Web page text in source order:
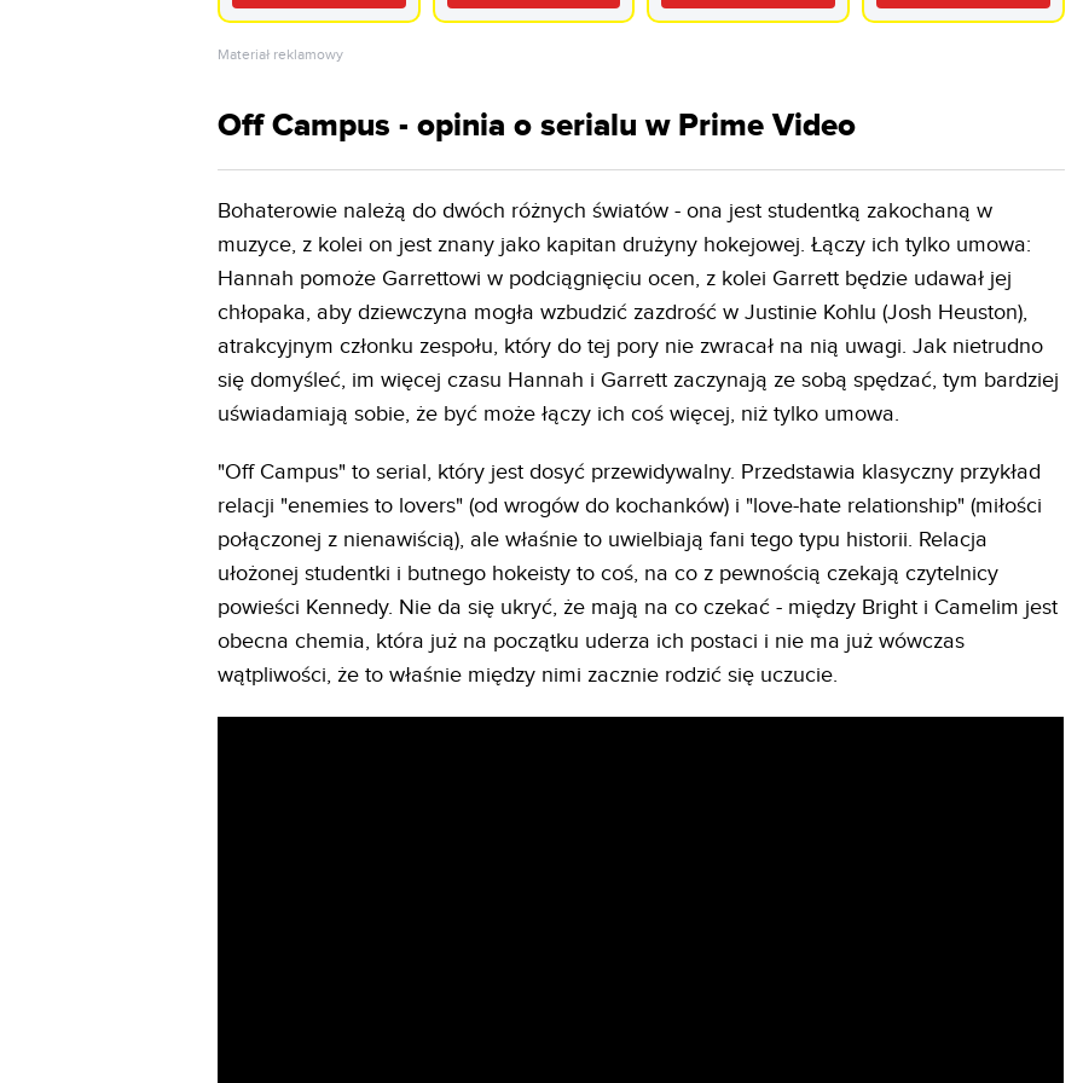
Dolby Atmos HDMI
HDMI 2.1
Materiał reklamowy
Off Campus - opinia o serialu w Prime Video
Bohaterowie należą do dwóch różnych światów - ona jest studentką zakochaną w
muzyce, z kolei on jest znany jako kapitan drużyny hokejowej. Łączy ich tylko umowa:
Hannah pomoże Garrettowi w podciągnięciu ocen, z kolei Garrett będzie udawał jej
chłopaka, aby dziewczyna mogła wzbudzić zazdrość w Justinie Kohlu (Josh Heuston),
atrakcyjnym członku zespołu, który do tej pory nie zwracał na nią uwagi. Jak nietrudno
się domyśleć, im więcej czasu Hannah i Garrett zaczynają ze sobą spędzać, tym bardziej
uświadamiają sobie, że być może łączy ich coś więcej, niż tylko umowa.
"Off Campus" to serial, który jest dosyć przewidywalny. Przedstawia klasyczny przykład
relacji "enemies to lovers" (od wrogów do kochanków) i "love-hate relationship" (miłości
połączonej z nienawiścią), ale właśnie to uwielbiają fani tego typu historii. Relacja
ułożonej studentki i butnego hokeisty to coś, na co z pewnością czekają czytelnicy
powieści Kennedy. Nie da się ukryć, że mają na co czekać - między Bright i Camelim jest
obecna chemia, która już na początku uderza ich postaci i nie ma już wówczas
wątpliwości, że to właśnie między nimi zacznie rodzić się uczucie.